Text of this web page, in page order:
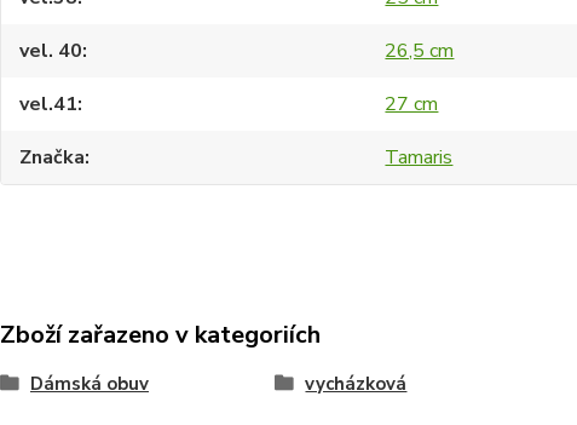
vel. 40
26,5 cm
vel.41
27 cm
Značka
Tamaris
Zboží zařazeno v kategoriích
Dámská obuv vycházková